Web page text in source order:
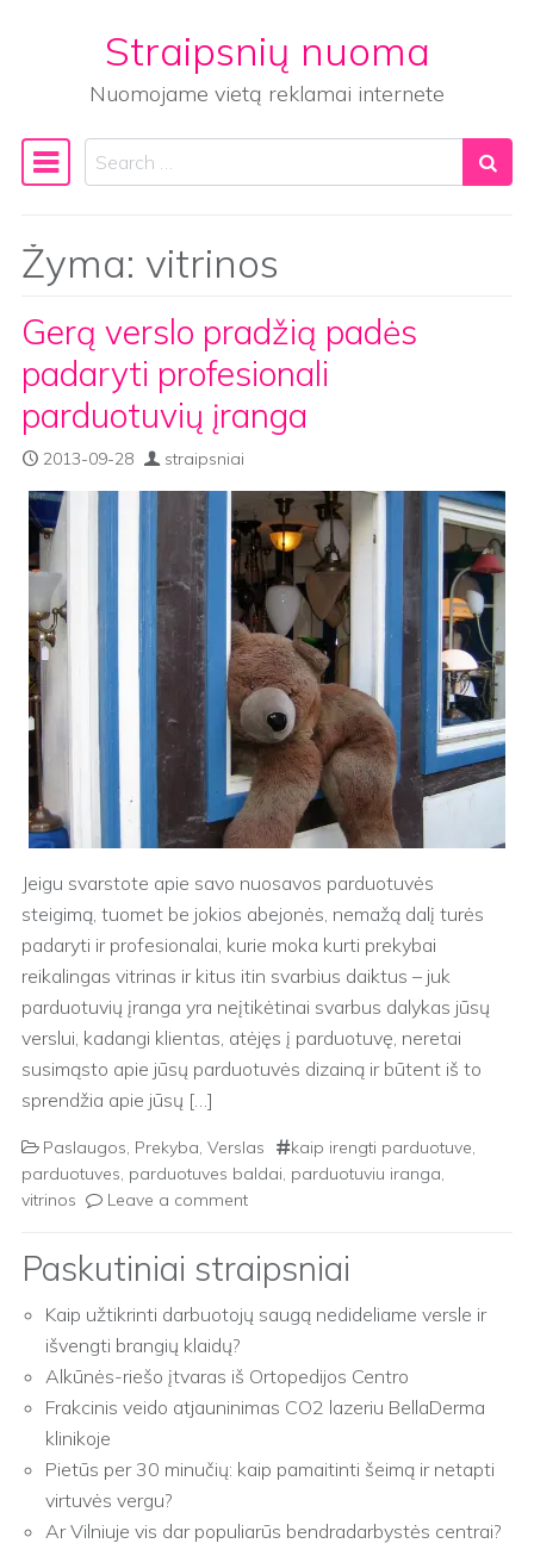
Straipsnių nuoma
Nuomojame vietą reklamai internete
Main Navigation
Search
Žyma: vitrinos
Gerą verslo pradžią padės
padaryti profesionali
parduotuvių įranga
2013-09-28 straipsniai
Jeigu svarstote apie savo nuosavos parduotuvės
steigimą, tuomet be jokios abejonės, nemažą dalį turės
padaryti ir profesionalai, kurie moka kurti prekybai
reikalingas vitrinas ir kitus itin svarbius daiktus – juk
parduotuvių įranga yra neįtikėtinai svarbus dalykas jūsų
verslui, kadangi klientas, atėjęs į parduotuvę, neretai
susimąsto apie jūsų parduotuvės dizainą ir būtent iš to
sprendžia apie jūsų […]
Paslaugos, Prekyba, Verslas kaip irengti parduotuve,
parduotuves, parduotuves baldai, parduotuviu iranga,
vitrinos
Leave a comment
Paskutiniai straipsniai
Kaip užtikrinti darbuotojų saugą nedideliame versle ir
išvengti brangių klaidų?
Alkūnės-riešo įtvaras iš Ortopedijos Centro
Frakcinis veido atjauninimas CO2 lazeriu BellaDerma
klinikoje
Pietūs per 30 minučių: kaip pamaitinti šeimą ir netapti
virtuvės vergu?
Ar Vilniuje vis dar populiarūs bendradarbystės centrai?